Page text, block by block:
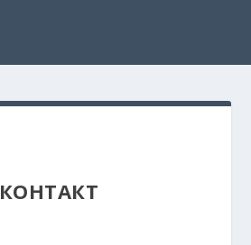
КОНТАКТ